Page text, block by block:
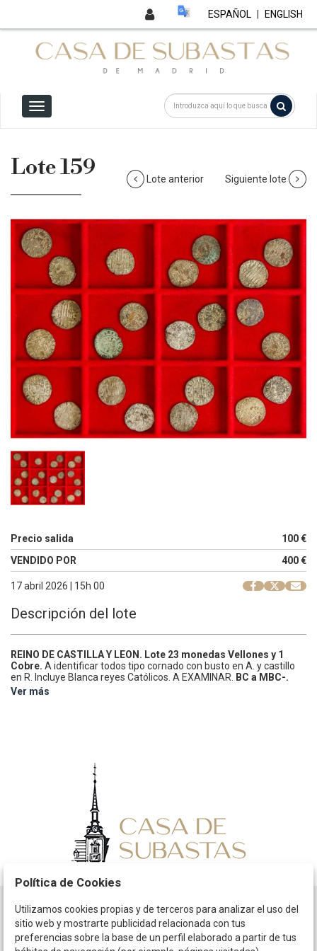
ESPAÑOL ENGLISH
Lote 159 Lote anterior Siguiente lote
Precio salida
100 €
VENDIDO POR
400 €
17 abril 2026 | 15h 00
Descripción del lote
REINO DE CASTILLA Y LEON. Lote 23 monedas Vellones y 1
Cobre. A identificar todos tipo cornado con busto en A. y castillo
en R. Incluye Blanca reyes Católicos. A EXAMINAR. BC a MBC-.
Ver más
Horario
La empresa
Política de Cookies
Utilizamos cookies propias y de terceros para analizar el uso del
sitio web y mostrarte publicidad relacionada con tus
preferencias sobre la base de un perfil elaborado a partir de tus